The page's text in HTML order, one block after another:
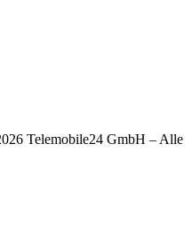
Telemobile24 GmbH – Alle